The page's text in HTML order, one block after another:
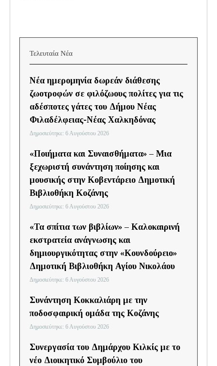
Τελευταία Νέα
Νέα ημερομηνία δωρεάν διάθεσης
ζωοτροφών σε φιλόζωους πολίτες για τις
αδέσποτες γάτες του Δήμου Νέας
Φιλαδέλφειας-Νέας Χαλκηδόνας
Δημοσιεύτηκε: 6 Αυγούστου 2026
«Ποιήματα και Συναισθήματα» – Μια
ξεχωριστή συνάντηση ποίησης και
μουσικής στην Κοβεντάρειο Δημοτική
Βιβλιοθήκη Κοζάνης
Δημοσιεύτηκε: 6 Αυγούστου 2026
«Τα σπίτια των βιβλίων» – Καλοκαιρινή
εκστρατεία ανάγνωσης και
δημιουργικότητας στην «Κουνδούρειο»
Δημοτική Βιβλιοθήκη Αγίου Νικολάου
Δημοσιεύτηκε: 6 Αυγούστου 2026
Συνάντηση Κοκκαλιάρη με την
ποδοσφαιρική ομάδα της Κοζάνης
Δημοσιεύτηκε: 6 Αυγούστου 2026
Συνεργασία του Δημάρχου Κιλκίς με το
νέο Διοικητικό Συμβούλιο του